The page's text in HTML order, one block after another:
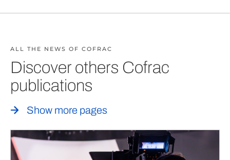
ALL THE NEWS OF COFRAC
Discover others Cofrac
publications
Show more pages